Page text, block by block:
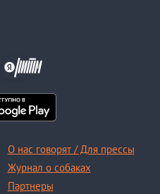
О нас говорят / Для прессы
Журнал о собаках
Партнеры